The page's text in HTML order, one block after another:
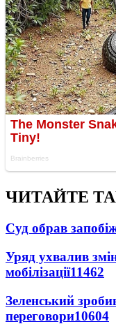
ЧИТАЙТЕ
Суд обрав
Уряд ухвалив
мобілізації11462
Зеленський
переговори10604